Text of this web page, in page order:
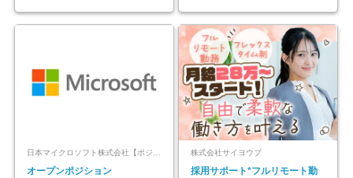
オープンポジション
株式会社サイヨウブ
採用サポート*フルリモート勤